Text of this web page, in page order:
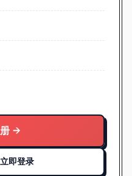
→
即登录